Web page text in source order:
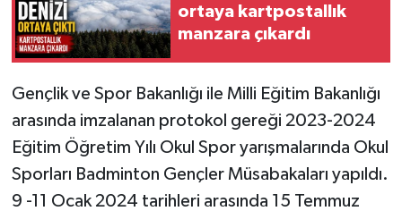
ortaya kartpostallık
manzara çıkardı
Gençlik ve Spor Bakanlığı ile Milli Eğitim Bakanlığı
arasında imzalanan protokol gereği 2023-2024
Eğitim Öğretim Yılı Okul Spor yarışmalarında Okul
Sporları Badminton Gençler Müsabakaları yapıldı.
9 -11 Ocak 2024 tarihleri arasında 15 Temmuz